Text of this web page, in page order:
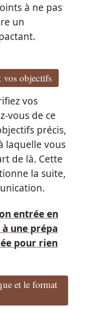
à ne pas
un
vos objectifs
vos
vous de ce
précis,
laquelle vous
de là. Cette
la suite,
entrée en
une prépa
pour rien
et le format